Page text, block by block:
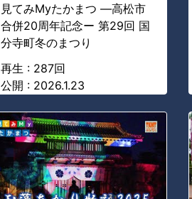
見てみMyたかまつ ―高松市
合併20周年記念ー 第29回 国
分寺町冬のまつり
再生 : 287回
公開 : 2026.1.23